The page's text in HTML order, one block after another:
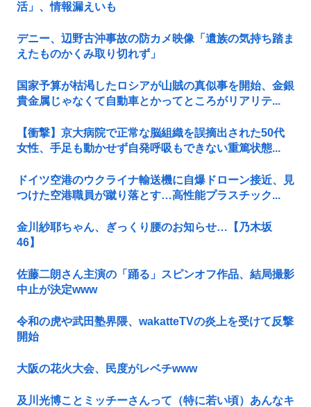
活」、情報漏えいも
デニー、辺野古沖事故の防カメ映像「遺族の気持ち踏ま
えたものかくみ取り切れず」
国家予算が枯渇したロシアが山賊の真似事を開始、金銀
貴金属じゃなくて自動車とかってところがリアリテ...
【衝撃】京大病院で正常な脳組織を誤摘出された50代
女性、手足も動かせず自発呼吸もできない重篤状態...
ドイツ空港のウクライナ輸送機に自爆ドローン接近、見
つけた空港職員が蹴り落とす…高性能プラスチック...
金川紗耶ちゃん、ぎっくり腰のお知らせ…【乃木坂
46】
佐藤二朗さん主演の「踊る」スピンオフ作品、結局撮影
中止が決定www
令和の虎や武田塾界隈、wakatteTVの炎上を受けて反撃
開始
大阪の花火大会、民度がレベチwww
及川光博ことミッチーさんって（特に若い頃）あんなキ